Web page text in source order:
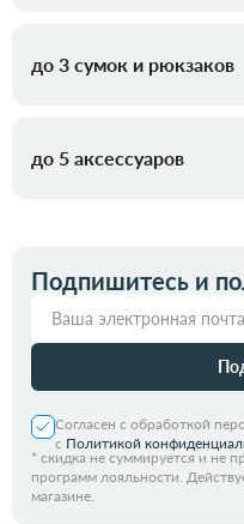
до 3 сумок и рюкзаков
до 5 аксессуаров
Подпишитесь и
Согласен с обработкой
с Политикой
* скидка не суммируется и не
программ лояльности.
магазине.